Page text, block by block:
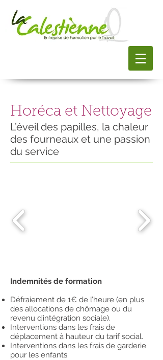
Horéca et Nettoyage
L’éveil des papilles, la chaleur
des fourneaux et une passion
du service
Indemnités de formation
Défraiement de 1€ de l’heure (en plus
des allocations de chômage ou du
revenu d’intégration sociale).
Interventions dans les frais de
déplacement à hauteur du tarif social.
Interventions dans les frais de garderie
pour les enfants.